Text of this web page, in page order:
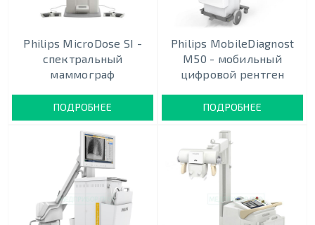
Philips MicroDose SI -
спектральный
маммограф
ПОДРОБНЕЕ
Philips MobileDiagnost
M50 - мобильный
цифровой рентген
ПОДРОБНЕЕ